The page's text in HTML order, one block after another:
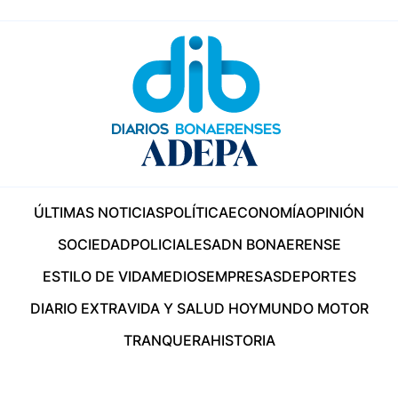
ÚLTIMAS NOTICIASPOLÍTICAECONOMÍAOPINIÓN
SOCIEDADPOLICIALESADN BONAERENSE
ESTILO DE VIDAMEDIOSEMPRESASDEPORTES
DIARIO EXTRAVIDA Y SALUD HOYMUNDO MOTOR
TRANQUERAHISTORIA